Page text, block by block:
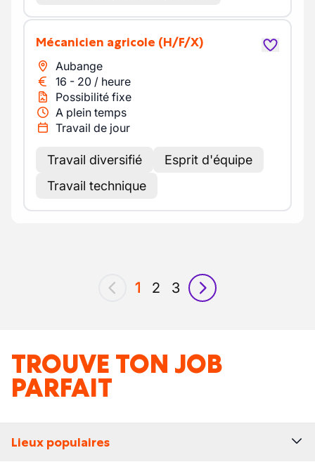
Mécanicien agricole (H/F/X)
Aubange
16 - 20 / heure
Possibilité fixe
A plein temps
Travail de jour
Travail diversifié
Esprit d'équipe
Travail technique
précédent
1 2 3
suivant
TROUVE TON JOB
PARFAIT
Lieux populaires